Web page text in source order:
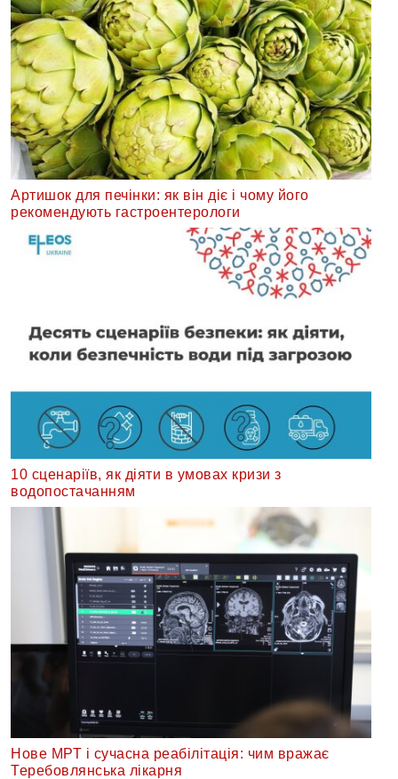
Артишок для печінки: як він діє і чому його
рекомендують гастроентерологи
10 сценаріїв, як діяти в умовах кризи з
водопостачанням
Нове МРТ і сучасна реабілітація: чим вражає
Теребовлянська лікарня